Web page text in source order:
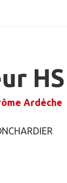
HS
Ardèche